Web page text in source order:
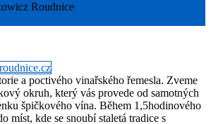
Roudnice
a poctivého vinařského řemesla. Zveme
okruh, který vás provede od samotných
špičkového vína. Během 1,5hodinového
míst, kde se snoubí staletá tradice s